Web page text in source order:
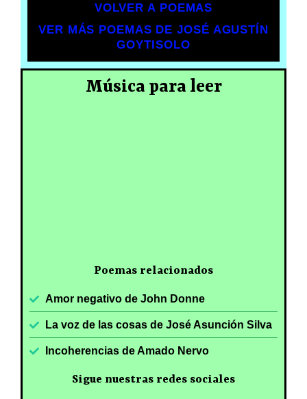
VOLVER A POEMAS
VER MÁS POEMAS DE JOSÉ AGUSTÍN
GOYTISOLO
Música para leer
Poemas relacionados
Amor negativo de John Donne
La voz de las cosas de José Asunción Silva
Incoherencias de Amado Nervo
Sigue nuestras redes sociales